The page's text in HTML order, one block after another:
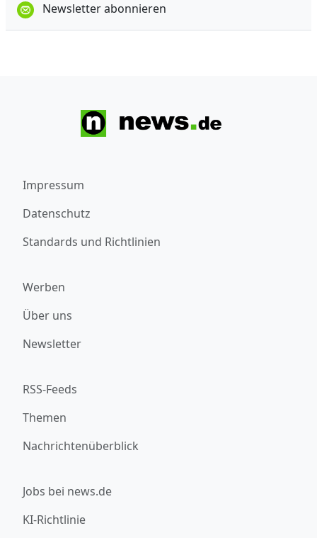
Newsletter abonnieren
Impressum
Datenschutz
Standards und Richtlinien
Werben
Über uns
Newsletter
RSS-Feeds
Themen
Nachrichtenüberblick
Jobs bei news.de
KI-Richtlinie